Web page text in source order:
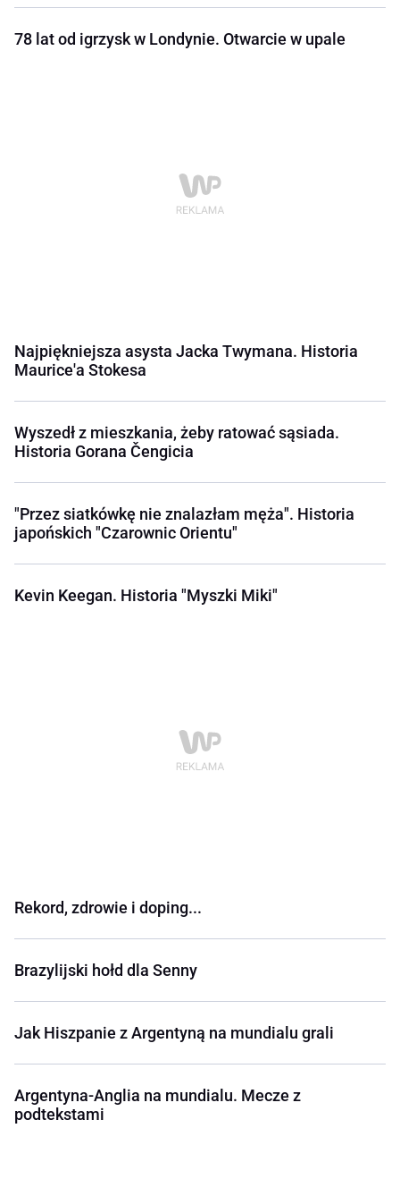
78 lat od igrzysk w Londynie. Otwarcie w upale
Najpiękniejsza asysta Jacka Twymana. Historia
Maurice'a Stokesa
Wyszedł z mieszkania, żeby ratować sąsiada.
Historia Gorana Čengicia
"Przez siatkówkę nie znalazłam męża". Historia
japońskich "Czarownic Orientu"
Kevin Keegan. Historia "Myszki Miki"
Rekord, zdrowie i doping...
Brazylijski hołd dla Senny
Jak Hiszpanie z Argentyną na mundialu grali
Argentyna-Anglia na mundialu. Mecze z
podtekstami